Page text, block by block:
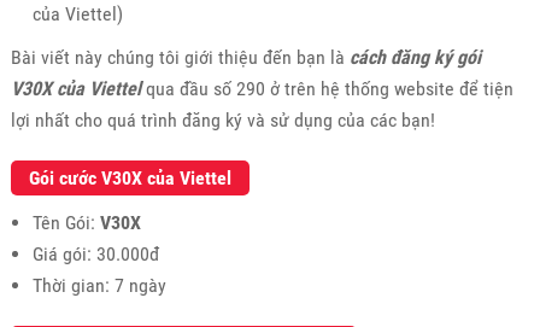
của Viettel)
Bài viết này chúng tôi giới thiệu đến bạn là cách đăng ký gói
V30X của Viettelqua đầu số 290 ở trên hệ thống website để tiện
lợi nhất cho quá trình đăng ký và sử dụng của các bạn!
Gói cước V30X của Viettel
Tên Gói: V30X
Giá gói: 30.000đ
Thời gian: 7 ngày